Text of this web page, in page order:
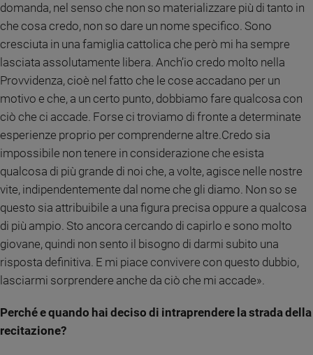
domanda, nel senso che non so materializzare più di tanto in
che cosa credo, non so dare un nome specifico. Sono
cresciuta in una famiglia cattolica che però mi ha sempre
lasciata assolutamente libera. Anch’io credo molto nella
Provvidenza, cioè nel fatto che le cose accadano per un
motivo e che, a un certo punto, dobbiamo fare qualcosa con
ciò che ci accade. Forse ci troviamo di fronte a determinate
esperienze proprio per comprenderne altre.Credo sia
impossibile non tenere in considerazione che esista
qualcosa di più grande di noi che, a volte, agisce nelle nostre
vite, indipendentemente dal nome che gli diamo. Non so se
questo sia attribuibile a una figura precisa oppure a qualcosa
di più ampio. Sto ancora cercando di capirlo e sono molto
giovane, quindi non sento il bisogno di darmi subito una
risposta definitiva. E mi piace convivere con questo dubbio,
lasciarmi sorprendere anche da ciò che mi accade».
Perché e quando hai deciso di intraprendere la strada della
recitazione?